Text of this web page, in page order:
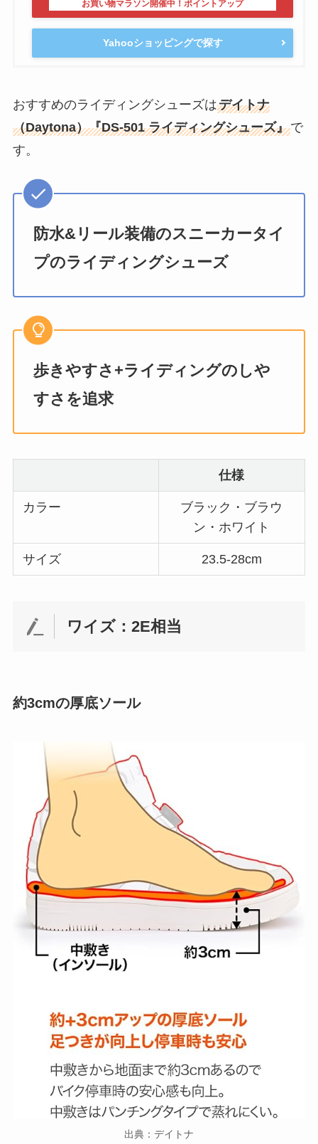
Yahooショッピングで探す
おすすめのライディングシューズはデイトナ
（Daytona）『DS-501 ライディングシューズ』で
す。
防水&リール装備のスニーカータイ
プのライディングシューズ
歩きやすさ+ライディングのしや
すさを追求
仕様
カラー
ブラック・ブラウ
ン・ホワイト
サイズ 23.5-28cm
ワイズ：2E相当
約3cmの厚底ソール
出典：デイトナ